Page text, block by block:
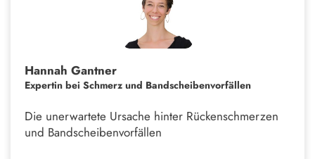
Hannah Gantner
Expertin bei Schmerz und Bandscheibenvorfällen
Die unerwartete Ursache hinter Rückenschmerzen
und Bandscheibenvorfällen